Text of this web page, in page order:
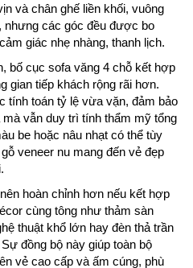
và chân ghế liền khối, vuông
nhưng các góc đều được bo
giác nhẹ nhàng, thanh lịch.
bố cục sofa văng 4 chỗ kết hợp
gian tiếp khách rộng rãi hơn.
tính toán tỷ lệ vừa vặn, đảm bảo
vẫn duy trì tính thẩm mỹ tổng
be hoặc nâu nhạt có thể tùy
veneer nu mang đến vẻ đẹp
hoàn chỉnh hơn nếu kết hợp
cùng tông như thảm sàn
thuật khổ lớn hay đèn thả trần
đồng bộ này giúp toàn bộ
vẻ cao cấp và ấm cúng, phù